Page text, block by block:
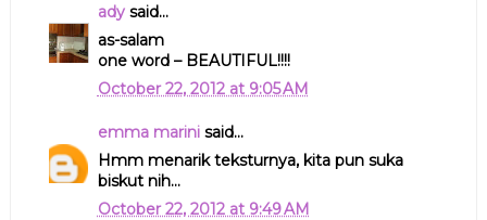
adysaid...
as-salam
one word – BEAUTIFUL!!!!
October 22, 2012 at 9:05 AM
emma marinisaid...
Hmm menarik teksturnya, kita pun suka
biskut nih...
October 22, 2012 at 9:49 AM